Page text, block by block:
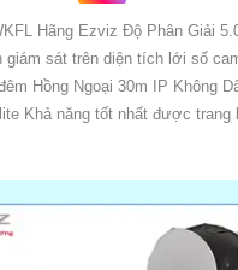
Hãng Ezviz Độ Phân Giải
giám sát trên diện tích lới số
Hồng Ngoại 30m IP Không
Khả năng tốt nhất được trang